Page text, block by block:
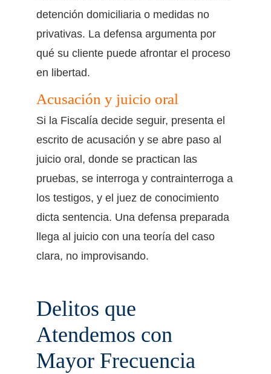
detención domiciliaria o medidas no
privativas. La defensa argumenta por
qué su cliente puede afrontar el proceso
en libertad.
Acusación y juicio oral
Si la Fiscalía decide seguir, presenta el
escrito de acusación y se abre paso al
juicio oral, donde se practican las
pruebas, se interroga y contrainterroga a
los testigos, y el juez de conocimiento
dicta sentencia. Una defensa preparada
llega al juicio con una teoría del caso
clara, no improvisando.
Delitos que
Atendemos con
Mayor Frecuencia